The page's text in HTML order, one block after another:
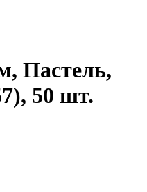
Пастель,
50 шт.